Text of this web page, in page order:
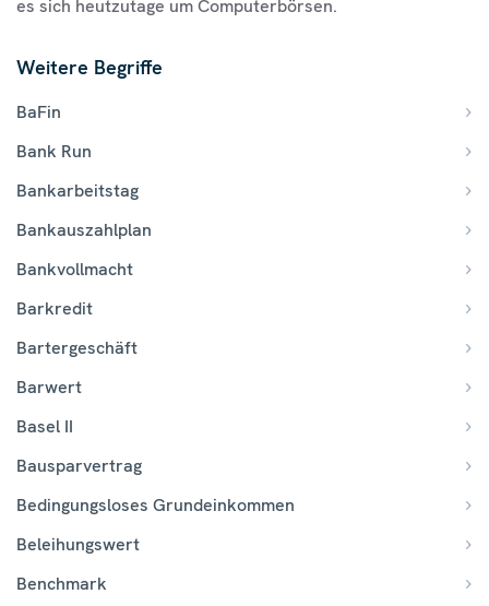
es sich heutzutage um Computerbörsen.
Weitere Begriffe
BaFin
Bank Run
Bankarbeitstag
Bankauszahlplan
Bankvollmacht
Barkredit
Bartergeschäft
Barwert
Basel II
Bausparvertrag
Bedingungsloses Grundeinkommen
Beleihungswert
Benchmark